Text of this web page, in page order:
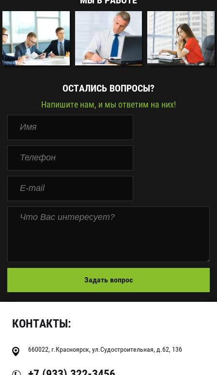
ОСТАЛИСЬ ВОПРОСЫ?
Напишите нам, и мы ответим на них!
Задать вопрос
КОНТАКТЫ:
660022, г.Красноярск, ул.Судостроительная, д.62, 136